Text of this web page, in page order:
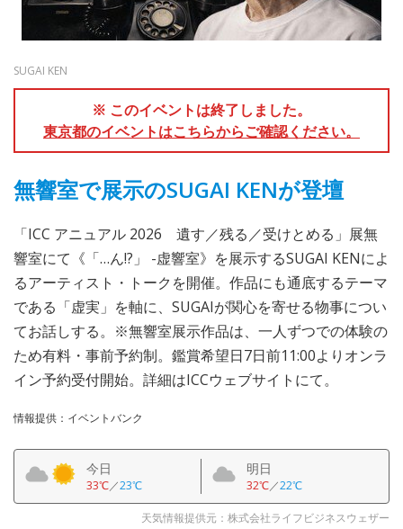
SUGAI KEN
※ このイベントは終了しました。
東京都のイベントはこちらからご確認ください。
無響室で展示のSUGAI KENが登壇
「ICC アニュアル 2026 遺す／残る／受けとめる」展無
響室にて《「…ん!?」 -虚響室》を展示するSUGAI KENによ
るアーティスト・トークを開催。作品にも通底するテーマ
である「虚実」を軸に、SUGAIが関心を寄せる物事につい
てお話しする。※無響室展示作品は、一人ずつでの体験の
ため有料・事前予約制。鑑賞希望日7日前11:00よりオンラ
イン予約受付開始。詳細はICCウェブサイトにて。
情報提供：イベントバンク
今日
33℃／23℃
明日
32℃／22℃
天気情報提供元：株式会社ライフビジネスウェザー